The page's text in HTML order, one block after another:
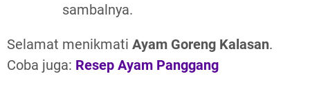
sambalnya.
Selamat menikmati Ayam Goreng Kalasan.
Coba juga: Resep Ayam Panggang